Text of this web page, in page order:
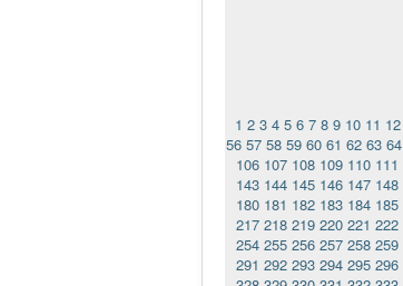
1 2 3 4 5 6 7 8 9 10 11 12
56 57 58 59 60 61 62 63 64
106 107 108 109 110 111
143 144 145 146 147 148
180 181 182 183 184 185
217 218 219 220 221 222
254 255 256 257 258 259
291 292 293 294 295 296